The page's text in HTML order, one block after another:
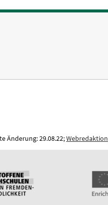
Änderung: 29.08.22;Webredaktion